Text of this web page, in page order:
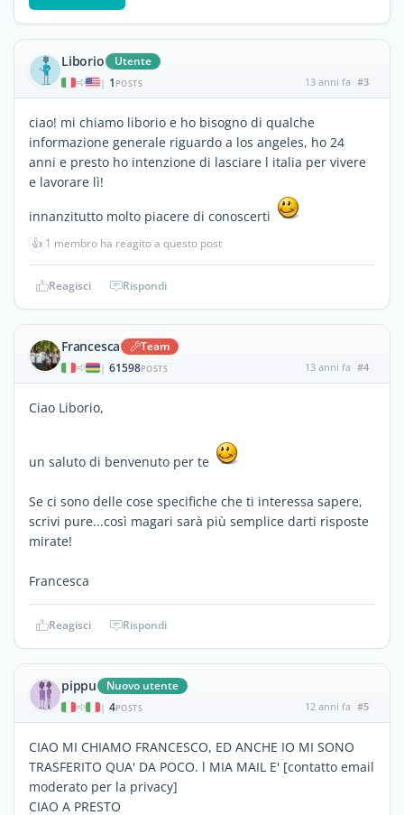
Liborio Utente
| 1 POSTS 13 anni fa #3
ciao! mi chiamo liborio e ho bisogno di qualche
informazione generale riguardo a los angeles, ho 24
anni e presto ho intenzione di lasciare l italia per vivere
e lavorare lì!
innanzitutto molto piacere di conoscerti
👍 1 membro ha reagito a questo post
Reagisci Rispondi
Francesca Team
| 61598POSTS 13 anni fa #4
Ciao Liborio,
un saluto di benvenuto per te
Se ci sono delle cose specifiche che ti interessa sapere,
scrivi pure...così magari sarà più semplice darti risposte
mirate!
Francesca
Reagisci Rispondi
pippu Nuovo utente
| 4POSTS 12 anni fa #5
CIAO MI CHIAMO FRANCESCO, ED ANCHE IO MI SONO
TRASFERITO QUA' DA POCO. l MIA MAIL E' [contatto email
moderato per la privacy]
CIAO A PRESTO